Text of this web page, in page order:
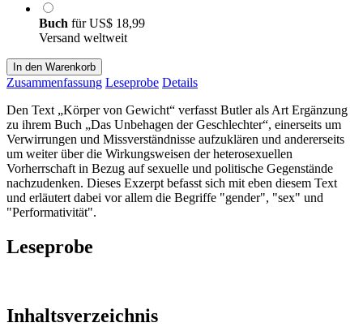
Buch fürUS$ 18,99
Versand weltweit
In den Warenkorb
Zusammenfassung Leseprobe Details
Den Text „Körper von Gewicht“ verfasst Butler als Art Ergänzung
zu ihrem Buch „Das Unbehagen der Geschlechter“, einerseits um
Verwirrungen und Missverständnisse aufzuklären und andererseits
um weiter über die Wirkungsweisen der heterosexuellen
Vorherrschaft in Bezug auf sexuelle und politische Gegenstände
nachzudenken. Dieses Exzerpt befasst sich mit eben diesem Text
und erläutert dabei vor allem die Begriffe "gender", "sex" und
"Performativität".
Leseprobe
Inhaltsverzeichnis